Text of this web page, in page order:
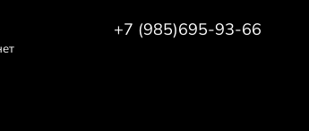
+7 (985)695-93-66